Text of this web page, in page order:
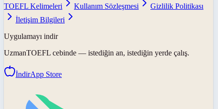
TOEFL Kelimeleri
Kullanım Sözleşmesi
Gizlilik Politikası
İletişim Bilgileri
Uygulamayı indir
UzmanTOEFL cebinde — istediğin an, istediğin yerde çalış.
İndirApp Store